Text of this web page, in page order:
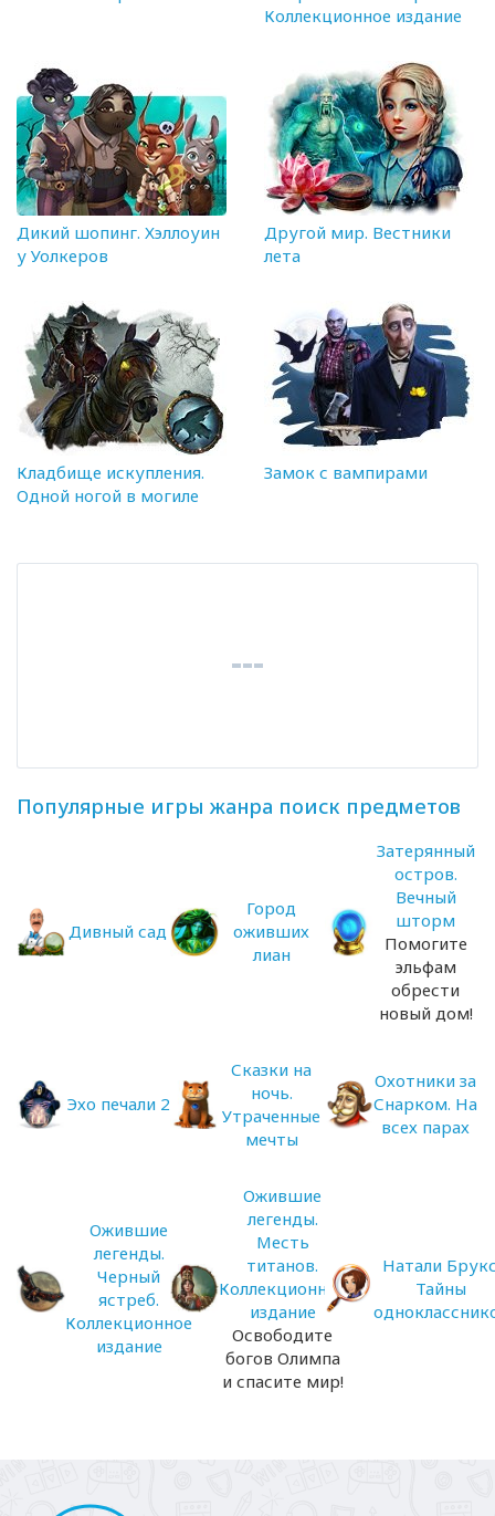
Коллекционное издание
Дикий шопинг. Хэллоуин
у Уолкеров
Другой мир. Вестники
лета
Кладбище искупления.
Одной ногой в могиле
Замок с вампирами
Популярные игры жанра поиск предметов
Дивный сад
Город
оживших
лиан
Затерянный
остров.
Вечный
шторм
Помогите
эльфам
обрести
новый дом!
Эхо печали 2
Сказки на
ночь.
Утраченные
мечты
Охотники за
Снарком. На
всех парах
Ожившие
легенды.
Черный
ястреб.
Коллекционное
издание
Ожившие
легенды.
Месть
титанов.
Коллекционное
издание
Освободите
богов Олимпа
и спасите мир!
Натали
Тайны